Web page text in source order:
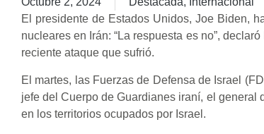
El presidente de Estados Unidos, Joe Biden,
nucleares en Irán: “La respuesta es no”,
reciente ataque que sufrió.
El martes, las Fuerzas de Defensa de Israel
jefe del Cuerpo de Guardianes iraní, el
en los territorios ocupados por Israel.